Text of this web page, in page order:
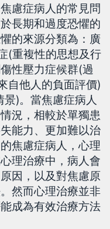
慮症病人的常見問
長期和過度恐懼的
的來源分類為：廣
(重複性的思想及行
性壓力症候群(過
自他人的負面評價)
)。當焦慮症病人
況，相較於單獨患
能力、更加難以治
焦慮症病人，心理
理治療中，病人會
因，以及對焦慮原
然而心理治療並非
成為有效治療方法